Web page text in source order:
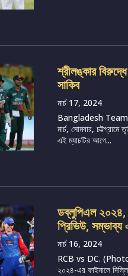
শ্রীলঙ্কার
সাকিব
মার্চ 17, 2024
Bangladesh
মার্চ, সোমবার,
এই ম্যাচটির আগে...
ডব্লুপিএল ২০২৪,
প্রিভিউ, সম্ভাব্য
মার্চ 16, 2024
RCB vs DC. (Photo
২০২৪-এর ফাইনালে